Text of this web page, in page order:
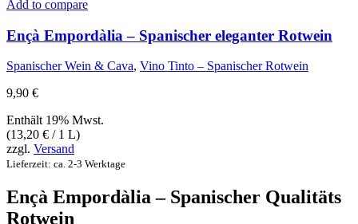
Add to compare
Ençà Empordàlia – Spanischer eleganter Rotwein
Spanischer Wein & Cava, Vino Tinto – Spanischer Rotwein
9,90 €
Enthält 19% Mwst.
(13,20 € / 1 L)
zzgl. Versand
Lieferzeit: ca. 2-3 Werktage
Ençà Empordàlia – Spanischer Qualitäts
Rotwein